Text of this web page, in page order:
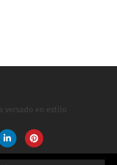
versado en estilo